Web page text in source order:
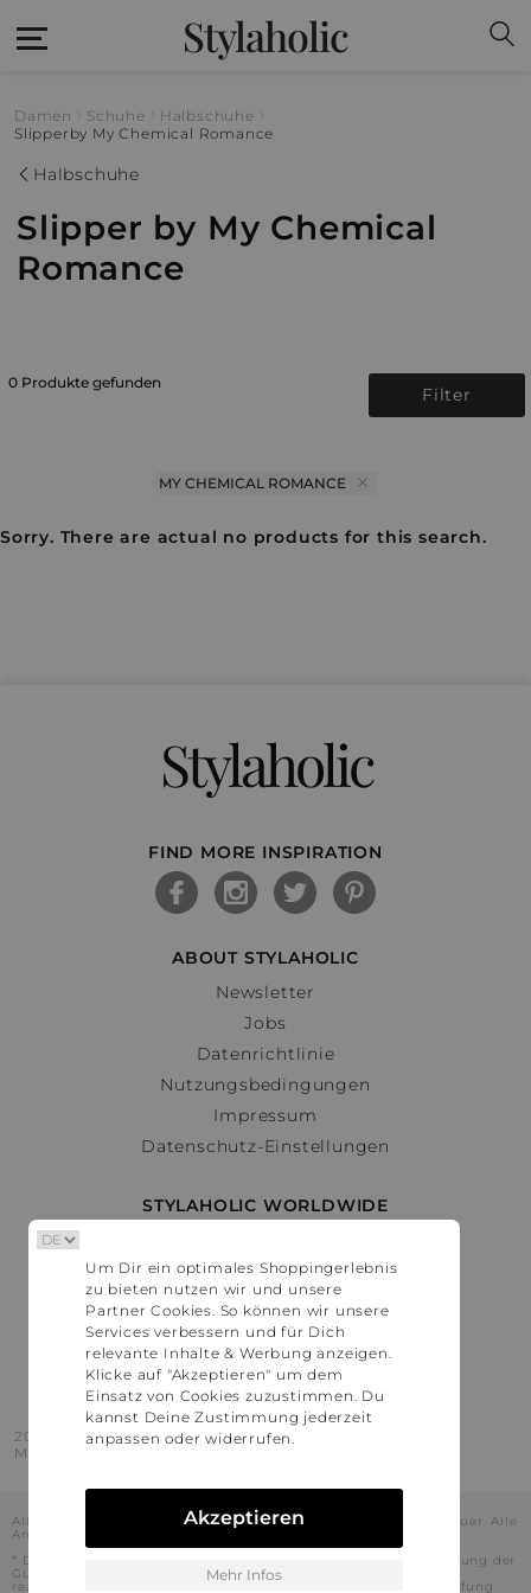
Stylaholic
Damen Schuhe
Halbschuhe
Slipper by My Chemical Romance
Halbschuhe
Slipper by My Chemical
Romance
0 Produkte gefunden
Filter
MY CHEMICAL ROMANCE
Sorry. There are actual no products for this search.
Stylaholic
FIND MORE INSPIRATION
ABOUT STYLAHOLIC
Newsletter
Jobs
Datenrichtlinie
Nutzungsbedingungen
Impressum
Datenschutz-Einstellungen
STYLAHOLIC WORLDWIDE
Österreich
Schweiz
France
United States
2016 - 2026 © Stylaholic.
Made for you with love in munich.
Alle Preise inkl. der jeweils geltenden gesetzlichen Mehrwertsteuer. Alle
Angaben ohne Gewähr.
* Die angezeigten Preise beinhalten Rabatte, die durch die Nutzung der
Gutschein-Codes auf den Seiten unserer Partner voraussichtlich
realisiert werden können. Stylaholic führt keine vollständige Prüfung
Um Dir ein optimales Shoppingerlebnis
zu bieten nutzen wir und unsere
Partner Cookies. So können wir unsere
Services verbessern und für Dich
relevante Inhalte & Werbung anzeigen.
Klicke auf "Akzeptieren" um dem
Einsatz von Cookies zuzustimmen. Du
kannst Deine Zustimmung jederzeit
anpassen oder widerrufen.
Akzeptieren
Mehr Infos